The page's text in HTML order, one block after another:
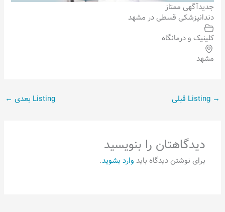
جدیدآگهی ممتاز
دندانپزشکی قسطی در مشهد
کلینیک و درمانگاه
مشهد
→ Listing بعدی ←
دیدگاهتان را بنویسید
برای نوشتن دیدگاه باید وارد بشوید.